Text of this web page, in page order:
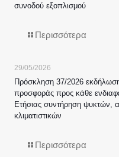
συνοδού εξοπλισμού
Περισσότερα
29/05/2026
Πρόσκληση 37/2026
προσφοράς προς κάθε
Ετήσιας συντήρηση ψυκτών,
κλιματιστικών
Περισσότερα